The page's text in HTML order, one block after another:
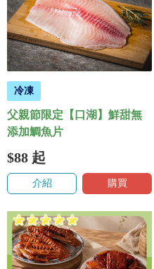
冷凍
父親節限定【口湖】鮮甜無
添加鯛魚片
$88 起
介紹 購買